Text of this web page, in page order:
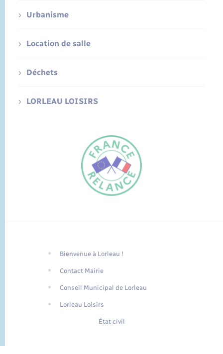
Traduction du
FR
Urbanisme
Location de salle
Déchets
LORLEAU LOISIRS
Bienvenue à Lorleau !
Contact Mairie
Conseil Municipal de Lorleau
Lorleau Loisirs
État civil